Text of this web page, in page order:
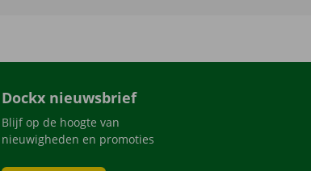
Dockx nieuwsbrief
Blijf op de hoogte van
nieuwigheden en promoties